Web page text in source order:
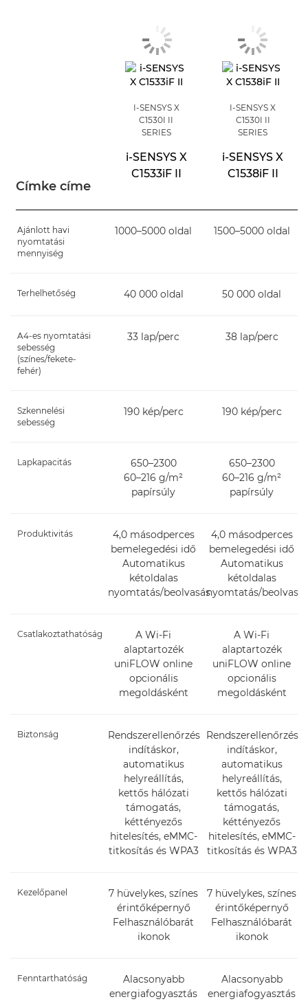
Címke címe
I-SENSYS X
C1530I II
SERIES
i-SENSYS X
C1533iF II
I-SENSYS X
C1530I II
SERIES
i-SENSYS X
C1538iF II
Ajánlott havi
nyomtatási
mennyiség
1000–5000 oldal 1500–5000 oldal
Terhelhetőség 40 000 oldal 50 000 oldal
A4-es nyomtatási
sebesség
(színes/fekete-
fehér)
33 lap/perc 38 lap/perc
Szkennelési
sebesség
190 kép/perc 190 kép/perc
Lapkapacitás
650–2300
60–216 g/m²
papírsúly
650–2300
60–216 g/m²
papírsúly
Produktivitás
4,0 másodperces
bemelegedési idő
Automatikus
kétoldalas
nyomtatás/beolvasás
4,0 másodperces
bemelegedési idő
Automatikus
kétoldalas
nyomtatás/beolvasás
Csatlakoztathatóság
A Wi-Fi
alaptartozék
uniFLOW online
opcionális
megoldásként
A Wi-Fi
alaptartozék
uniFLOW online
opcionális
megoldásként
Biztonság
Rendszerellenőrzés
indításkor,
automatikus
helyreállítás,
kettős hálózati
támogatás,
kéttényezős
hitelesítés, eMMC-
titkosítás és WPA3
Rendszerellenőrzés
indításkor,
automatikus
helyreállítás,
kettős hálózati
támogatás,
kéttényezős
hitelesítés, eMMC-
titkosítás és WPA3
Kezelőpanel
7 hüvelykes, színes
érintőképernyő
Felhasználóbarát
ikonok
7 hüvelykes, színes
érintőképernyő
Felhasználóbarát
ikonok
Fenntarthatóság
Alacsonyabb
energiafogyasztás
Alacsonyabb
energiafogyasztás